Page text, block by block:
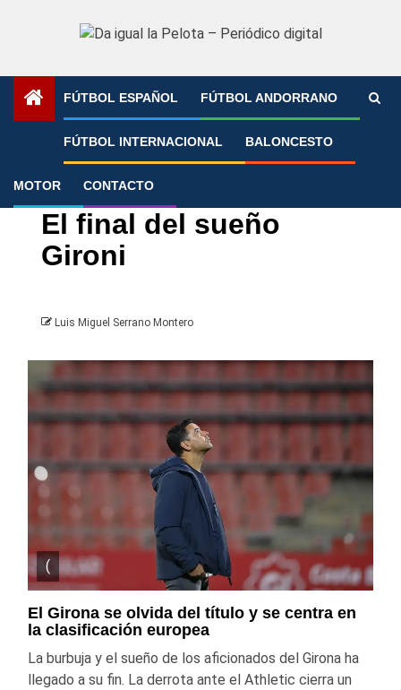
FÚTBOL ESPAÑOL FÚTBOL ANDORRANO
FÚTBOL INTERNACIONAL BALONCESTO
MOTOR CONTACTO
»
Girona FC LaLiga
El final del sueño
Gironi
Luis Miguel Serrano Montero
(
El Girona se olvida del título y se centra en
la clasificación europea
La burbuja y el sueño de los aficionados del Girona ha
llegado a su fin. La derrota ante el Athletic cierra un